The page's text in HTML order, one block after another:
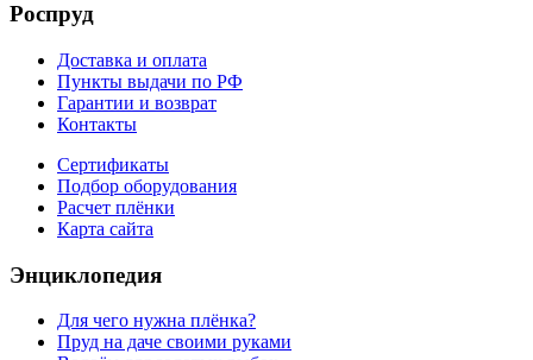
Роспруд
Доставка и оплата
Пункты выдачи по РФ
Гарантии и возврат
Контакты
Сертификаты
Подбор оборудования
Расчет плёнки
Карта сайта
Энциклопедия
Для чего нужна плёнка?
Пруд на даче своими руками